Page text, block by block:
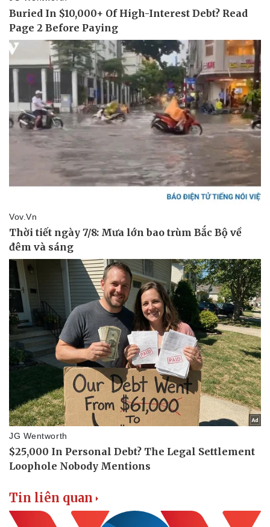
Doanh nghiệp
Thông tin doanh nghiệp
Doanh nghiệp 24h
Doanh nhân
Vì cộng đồng
Công nghệ
Sành điệu
Tin Công nghệ
Trải nghiệm
Chuyển đổi số
Tin liên quan